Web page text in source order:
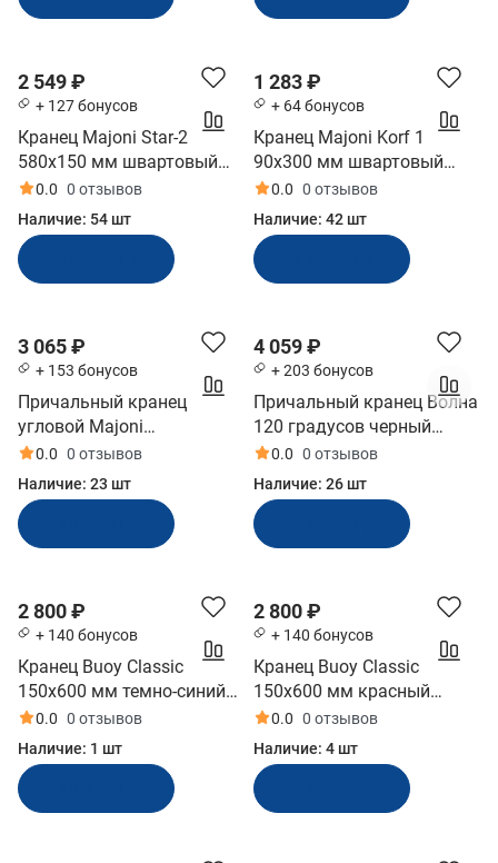
2 549 ₽
+ 127 бонусов
Кранец Majoni Star-2
580х150 мм швартовый
надувной белый
(10005508)
0.0 0 отзывов
Наличие: 54 шт
1 283 ₽
+ 64 бонусов
Кранец Majoni Korf 1
90х300 мм швартовый
надувной зеленый
(10262180)
0.0 0 отзывов
Наличие: 42 шт
3 065 ₽
+ 153 бонусов
Причальный кранец
угловой Majoni
100х250х250 мм белый
(10014766)
0.0 0 отзывов
Наличие: 23 шт
4 059 ₽
+ 203 бонусов
Причальный кранец Волна
120 градусов черный
800x160х140 мм (ЗОУ-120-
Ч)
0.0 0 отзывов
Наличие: 26 шт
2 800 ₽
+ 140 бонусов
Кранец Buoy Classic
150x600 мм темно-синий
(MF156014)
0.0 0 отзывов
Наличие: 1 шт
2 800 ₽
+ 140 бонусов
Кранец Buoy Classic
150x600 мм красный
(MF15605)
0.0 0 отзывов
Наличие: 4 шт